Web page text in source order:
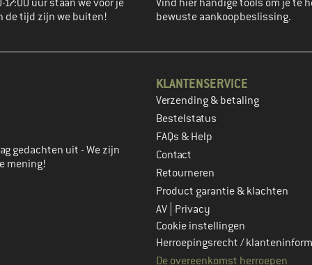
17:00 uur staan we voor je
de tijd zijn we buiten!
Vind hier handige tools om je te
bewuste aankoopbeslissing.
aan
gedachten uit - We zijn
mening!
KLANTENSERVICE
Verzending & betaling
Bestelstatus
FAQs & Help
Contact
Retourneren
Product garantie & klachten
AV Privacy
Cookie instellingen
Herroepingsrecht /
De overeenkomst herroepen